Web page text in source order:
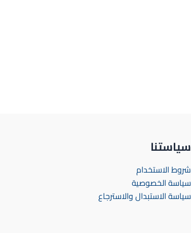
سياستنا
شروط الاستخدام
سياسة الخصوصية
سياسة الاستبدال والاسترجاع